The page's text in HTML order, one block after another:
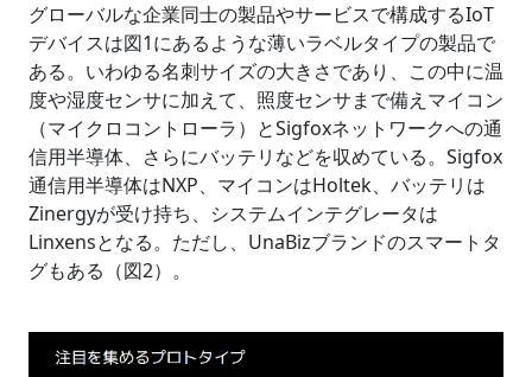
グローバルな企業同士の製品やサービスで構成するIoT
デバイスは図1にあるような薄いラベルタイプの製品で
ある。いわゆる名刺サイズの大きさであり、この中に温
度や湿度センサに加えて、照度センサまで備えマイコン
（マイクロコントローラ）とSigfoxネットワークへの通
信用半導体、さらにバッテリなどを収めている。Sigfox
通信用半導体はNXP、マイコンはHoltek、バッテリは
Zinergyが受け持ち、システムインテグレータは
Linxensとなる。ただし、UnaBizブランドのスマートタ
グもある（図2）。